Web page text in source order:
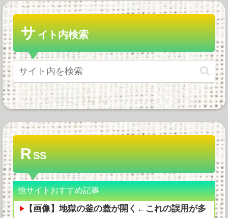
サイト内検索
RSS
他サイトおすすめ記事
【画像】地獄の釜の蓋が開く←これの誤用が多